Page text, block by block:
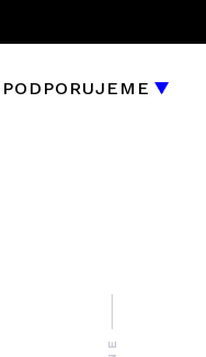
PODPORUJEME